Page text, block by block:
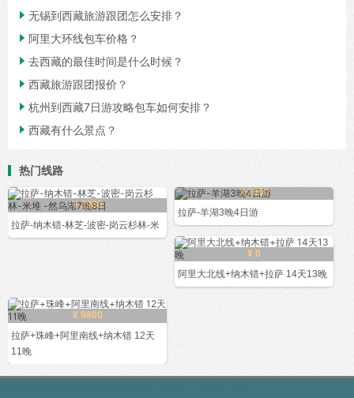
 无锡到西藏旅游跟团怎么安排？
 阿里大环线包车价格？
 去西藏的最佳时间是什么时候？
 西藏旅游跟团报价？
 杭州到西藏7日游攻略包车如何安排？
 西藏有什么景点？
热门线路
¥ 3980
拉萨-纳木错-林芝-波密-岗云杉林-米
¥ 1060
拉萨-羊湖3晚4日游
¥ 0
阿里大北线+纳木错+拉萨 14天13晚
¥ 9800
拉萨+珠峰+阿里南线+纳木错 12天
11晚